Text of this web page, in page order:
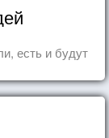
есть и будут